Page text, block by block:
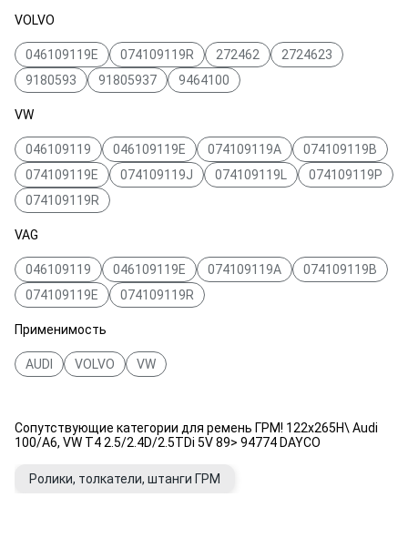
VOLVO
046109119E 074109119R 272462
2724623
9180593
91805937 9464100
VW
046109119 046109119E 074109119A
074109119B
074109119E
074109119J 074109119L
074109119P
074109119R
VAG
046109119 046109119E 074109119A
074109119B
074109119E
074109119R
Применимость
AUDI VOLVO VW
Сопутствующие категории для ремень ГРМ! 122x265H\ Audi
100/A6, VW T4 2.5/2.4D/2.5TDi 5V 89> 94774 DAYCO
Ролики, толкатели, штанги ГРМ